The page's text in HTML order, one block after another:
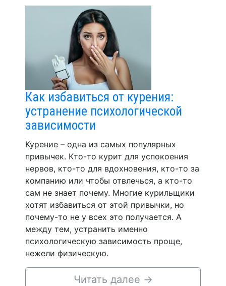
Как избавиться от курения:
устранение психологической
зависимости
Курение – одна из самых популярных
привычек. Кто-то курит для успокоения
нервов, кто-то для вдохновения, кто-то за
компанию или чтобы отвлечься, а кто-то
сам не знает почему. Многие курильщики
хотят избавиться от этой привычки, но
почему-то не у всех это получается. А
между тем, устранить именно
психологическую зависимость проще,
нежели физическую.
Читать далее →